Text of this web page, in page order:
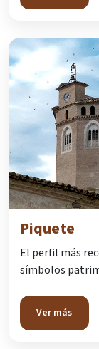
Piquete
El perfil más
símbolos
Ver más